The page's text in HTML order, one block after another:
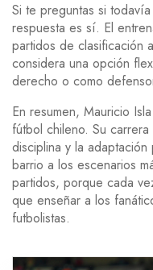
Si te preguntas si
respuesta es sí. El
partidos de clasificación
considera una opción
derecho o como
En resumen, Mauricio
fútbol chileno. Su
disciplina y la
barrio a los escenarios
partidos, porque cada
que enseñar a los
futbolistas.